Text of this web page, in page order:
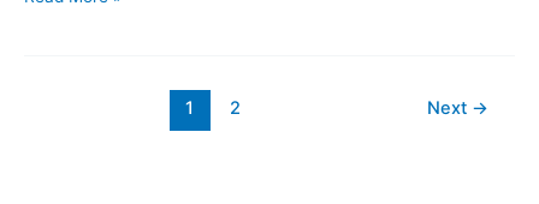
运
1 2 Next →